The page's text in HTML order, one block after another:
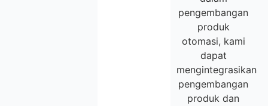
pengembangan
produk
otomasi, kami
dapat
mengintegrasikan
pengembangan
produk dan